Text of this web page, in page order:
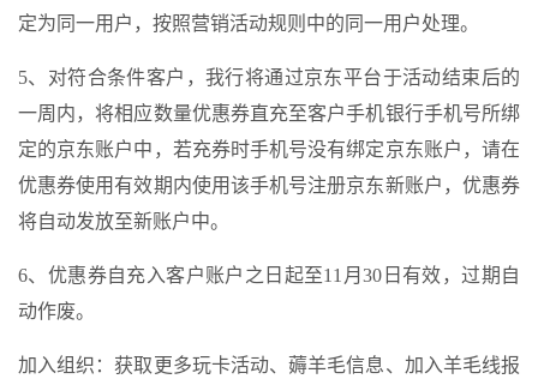
定为同一用户，按照营销活动规则中的同一用户处理。
5、对符合条件客户，我行将通过京东平台于活动结束后的
一周内，将相应数量优惠券直充至客户手机银行手机号所绑
定的京东账户中，若充券时手机号没有绑定京东账户，请在
优惠券使用有效期内使用该手机号注册京东新账户，优惠券
将自动发放至新账户中。
6、优惠券自充入客户账户之日起至11月30日有效，过期自
动作废。
加入组织：获取更多玩卡活动、薅羊毛信息、加入羊毛线报